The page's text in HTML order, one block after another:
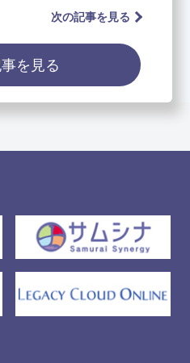
次の記事を見る
を見る